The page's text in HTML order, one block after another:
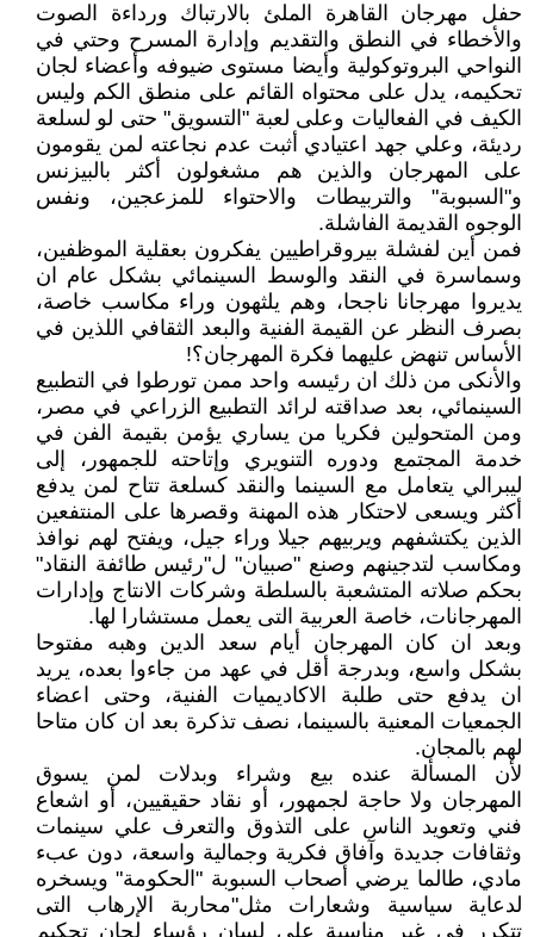
حفل مهرجان القاهرة الملئ بالارتباك ورداءة الصوت
والأخطاء في النطق والتقديم وإدارة المسرح وحتي في
النواحي البروتوكولية وأيضا مستوى ضيوفه وأعضاء لجان
تحكيمه، يدل على محتواه القائم على منطق الكم وليس
الكيف في الفعاليات وعلى لعبة "التسويق" حتى لو لسلعة
رديئة، وعلي جهد اعتيادي أثبت عدم نجاعته لمن يقومون
على المهرجان والذين هم مشغولون أكثر بالبيزنس
و"السبوبة" والتربيطات والاحتواء للمزعجين، ونفس
الوجوه القديمة الفاشلة.
فمن أين لفشلة بيروقراطيين يفكرون بعقلية الموظفين،
وسماسرة في النقد والوسط السينمائي بشكل عام ان
يديروا مهرجانا ناجحا، وهم يلثهون وراء مكاسب خاصة،
بصرف النظر عن القيمة الفنية والبعد الثقافي اللذين في
الأساس تنهض عليهما فكرة المهرجان؟!
والأنكى من ذلك ان رئيسه واحد ممن تورطوا في التطبيع
السينمائي، بعد صداقته لرائد التطبيع الزراعي في مصر،
ومن المتحولين فكريا من يساري يؤمن بقيمة الفن في
خدمة المجتمع ودوره التنويري وإتاحته للجمهور، إلى
ليبرالي يتعامل مع السينما والنقد كسلعة تتاح لمن يدفع
أكثر ويسعى لاحتكار هذه المهنة وقصرها على المنتفعين
الذين يكتشفهم ويربيهم جيلا وراء جيل، ويفتح لهم نوافذ
ومكاسب لتدجينهم وصنع "صبيان" ل"رئيس طائفة النقاد"
بحكم صلاته المتشعبة بالسلطة وشركات الانتاج وإدارات
المهرجانات، خاصة العربية التى يعمل مستشارا لها.
وبعد ان كان المهرجان أيام سعد الدين وهبه مفتوحا
بشكل واسع، وبدرجة أقل في عهد من جاءوا بعده، يريد
ان يدفع حتى طلبة الاكاديميات الفنية، وحتى اعضاء
الجمعيات المعنية بالسينما، نصف تذكرة بعد ان كان متاحا
لهم بالمجان.
لأن المسألة عنده بيع وشراء وبدلات لمن يسوق
المهرجان ولا حاجة لجمهور، أو نقاد حقيقيين، أو اشعاع
فني وتعويد الناس على التذوق والتعرف علي سينمات
وثقافات جديدة وآفاق فكرية وجمالية واسعة، دون عبء
مادي، طالما يرضي أصحاب السبوبة "الحكومة" ويسخره
لدعاية سياسية وشعارات مثل"محاربة الإرهاب التى
تتكرر في غير مناسبة على لسان رؤساء لجان تحكيم